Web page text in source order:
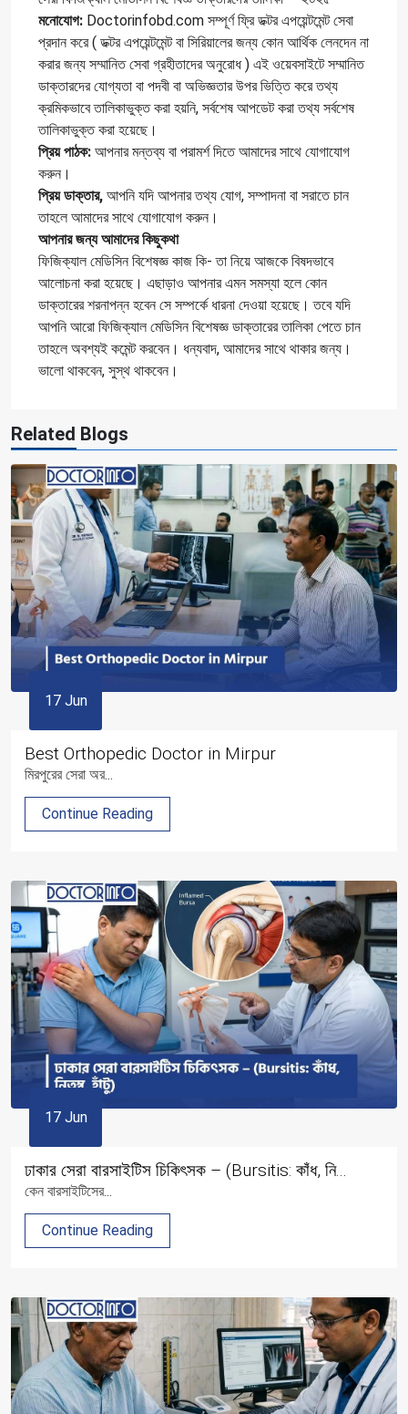
মনোযোগ: Doctorinfobd.com সম্পূর্ণ ফ্রি ডক্টর এপয়েন্টমেন্ট সেবা
প্রদান করে ( ডক্টর এপয়েন্টমেন্ট বা সিরিয়ালের জন্য কোন আর্থিক লেনদেন না
করার জন্য সম্মানিত সেবা গ্রহীতাদের অনুরোধ ) এই ওয়েবসাইটে সম্মানিত
ডাক্তারদের যোগ্যতা বা পদবী বা অভিজ্ঞতার উপর ভিত্তি করে তথ্য
ক্রমিকভাবে তালিকাভুক্ত করা হয়নি, সর্বশেষ আপডেট করা তথ্য সর্বশেষ
তালিকাভুক্ত করা হয়েছে।
প্রিয় পাঠক: আপনার মন্তব্য বা পরামর্শ দিতে আমাদের সাথে যোগাযোগ
করুন।
প্রিয় ডাক্তার, আপনি যদি আপনার তথ্য যোগ, সম্পাদনা বা সরাতে চান
তাহলে আমাদের সাথে যোগাযোগ করুন।
আপনার জন্য আমাদের কিছুকথা
ফিজিক্যাল মেডিসিন বিশেষজ্ঞ কাজ কি- তা নিয়ে আজকে বিষদভাবে
আলোচনা করা হয়েছে। এছাড়াও আপনার এমন সমস্যা হলে কোন
ডাক্তারের শরনাপন্ন হবেন সে সম্পর্কে ধারনা দেওয়া হয়েছে। তবে যদি
আপনি আরো ফিজিক্যাল মেডিসিন বিশেষজ্ঞ ডাক্তারের তালিকা পেতে চান
তাহলে অবশ্যই কমেন্ট করবেন। ধন্যবাদ, আমাদের সাথে থাকার জন্য।
ভালো থাকবেন, সুস্থ থাকবেন।
Related Blogs
17 Jun
Best Orthopedic Doctor in Mirpur
মিরপুরের সেরা অর...
Continue Reading
17 Jun
ঢাকার সেরা বারসাইটিস চিকিৎসক – (Bursitis: কাঁধ, নি...
কেন বারসাইটিসের...
Continue Reading